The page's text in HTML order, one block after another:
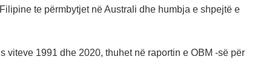
te përmbytjet në Australi dhe humbja e shpejtë e
1991 dhe 2020, thuhet në raportin e OBM -së për